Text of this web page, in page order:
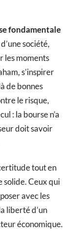
fondamentale
société,
les moments
s’inspirer
de bonnes
le risque,
: la bourse n’a
doit savoir
tout en
solide. Ceux qui
avec les
liberté d’un
économique.